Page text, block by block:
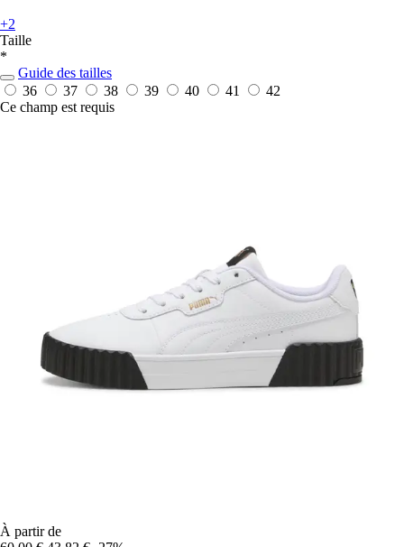
+2
Taille
*
Guide des tailles
36
37 38 39 40 41
42
Ce champ est requis
À partir de